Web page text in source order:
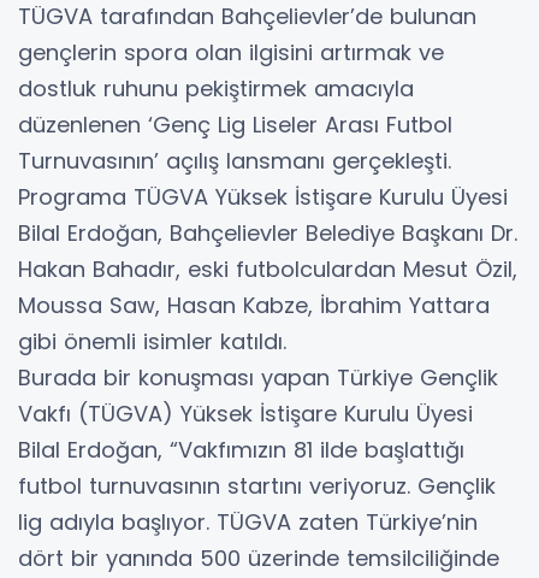
TÜGVA tarafından Bahçelievler’de bulunan
gençlerin spora olan ilgisini artırmak ve
dostluk ruhunu pekiştirmek amacıyla
düzenlenen ‘Genç Lig Liseler Arası Futbol
Turnuvasının’ açılış lansmanı gerçekleşti.
Programa TÜGVA Yüksek İstişare Kurulu Üyesi
Bilal Erdoğan, Bahçelievler Belediye Başkanı Dr.
Hakan Bahadır, eski futbolculardan Mesut Özil,
Moussa Saw, Hasan Kabze, İbrahim Yattara
gibi önemli isimler katıldı.
Burada bir konuşması yapan Türkiye Gençlik
Vakfı (TÜGVA) Yüksek İstişare Kurulu Üyesi
Bilal Erdoğan, “Vakfımızın 81 ilde başlattığı
futbol turnuvasının startını veriyoruz. Gençlik
lig adıyla başlıyor. TÜGVA zaten Türkiye’nin
dört bir yanında 500 üzerinde temsilciliğinde